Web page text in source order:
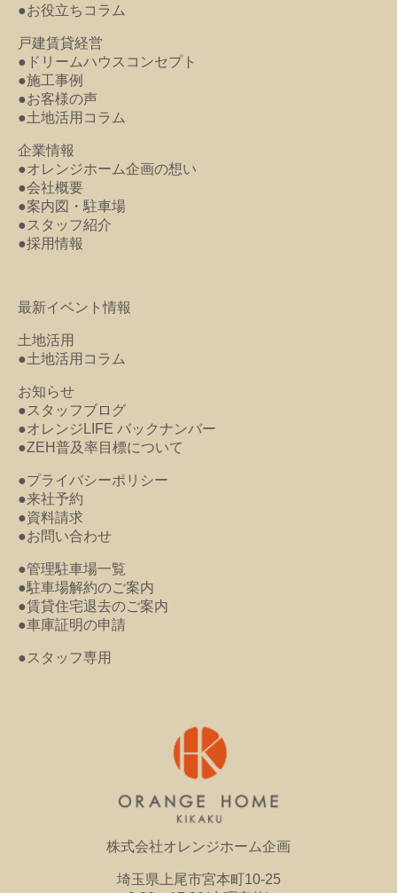
●お役立ちコラム
戸建賃貸経営
●ドリームハウスコンセプト
●施工事例
●お客様の声
●土地活用コラム
企業情報
●オレンジホーム企画の想い
●会社概要
●案内図・駐車場
●スタッフ紹介
●採用情報
最新イベント情報
土地活用
●土地活用コラム
お知らせ
●スタッフブログ
●オレンジLIFE バックナンバー
●ZEH普及率目標について
●プライバシーポリシー
●来社予約
●資料請求
●お問い合わせ
●管理駐車場一覧
●駐車場解約のご案内
●賃貸住宅退去のご案内
●車庫証明の申請
●スタッフ専用
株式会社オレンジホーム企画
埼玉県上尾市宮本町10-25